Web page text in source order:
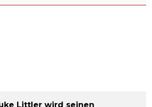
Littler wird seinen